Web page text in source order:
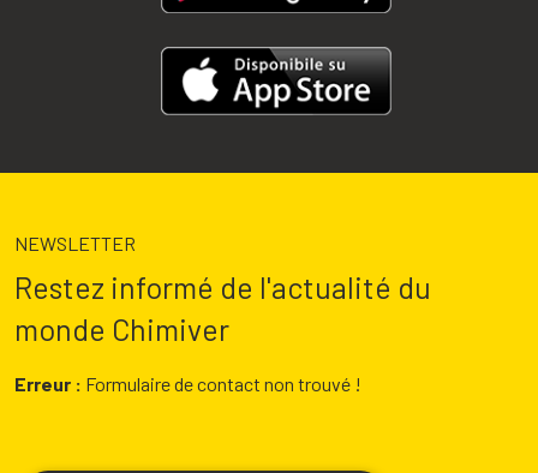
NEWSLETTER
Restez informé de l'actualité du
monde Chimiver
Erreur : Formulaire de contact non trouvé !